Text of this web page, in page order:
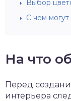
Выбор
С чем
На что
Перед
интерьера